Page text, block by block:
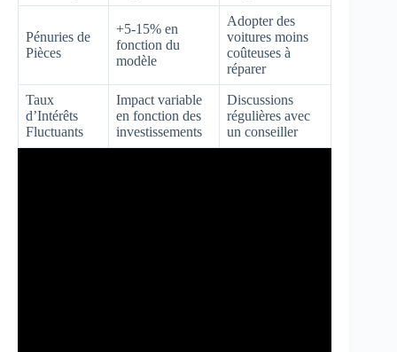
Pénuries de
Pièces
+5-15% en
fonction du
modèle
Adopter des
voitures moins
coûteuses à
réparer
Taux
d’Intérêts
Fluctuants
Impact variable
en fonction des
investissements
Discussions
régulières avec
un conseiller